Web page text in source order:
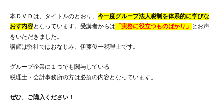
本ＤＶＤは、タイトルのとおり、 今一度グループ法人税制を体系的に学びな
おす内容となっています。受講者からは 「実務に役立つものばかり」 とお声
をいただきました。
講師は弊社ではおなじみ、伊藤俊一税理士です。
グループ企業に１つでも関与している
税理士・会計事務所の方は必須の内容となっています。
ぜひ、ご購入ください！